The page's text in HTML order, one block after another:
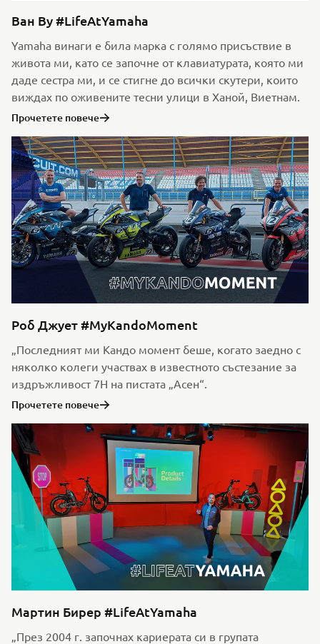
Ван Ву #LifeAtYamaha
Yamaha винаги е била марка с голямо присъствие в
живота ми, като се започне от клавиатурата, която ми
даде сестра ми, и се стигне до всички скутери, които
виждах по оживените тесни улици в Ханой, Виетнам.
Прочетете повече
Роб Джует #MyKandoMoment
„Последният ми Кандо момент беше, когато заедно с
няколко колеги участвах в известното състезание за
издръжливост 7H на пистата „Асен“.
Прочетете повече
Мартин Бирер #LifeAtYamaha
„През 2004 г. започнах кариерата си в групата